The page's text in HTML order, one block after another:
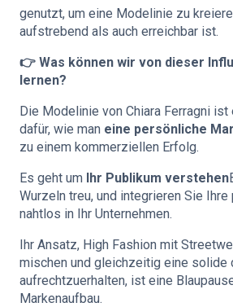
genutzt, um eine Modelinie zu
aufstrebend als auch erreichbar ist.
👉 Was können wir von dieser
lernen?
Die Modelinie von Chiara Ferragni
dafür, wie man eine persönliche
zu einem kommerziellen Erfolg.
Es geht um Ihr Publikum verstehen
Wurzeln treu, und integrieren Sie
nahtlos in Ihr Unternehmen.
Ihr Ansatz, High Fashion mit
mischen und gleichzeitig eine solide
aufrechtzuerhalten, ist eine
Markenaufbau.